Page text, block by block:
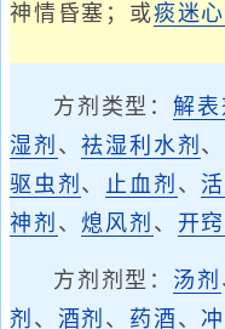
神情昏塞；或痰迷
方剂类型： 解表
湿剂 、祛湿利水剂 、
驱虫剂 、 止血剂 、
神剂 、熄风剂 、 开
方剂剂型： 汤剂
剂 、 酒剂 、 药酒 、